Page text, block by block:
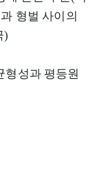
형벌 사이의
)
형성과 평등원